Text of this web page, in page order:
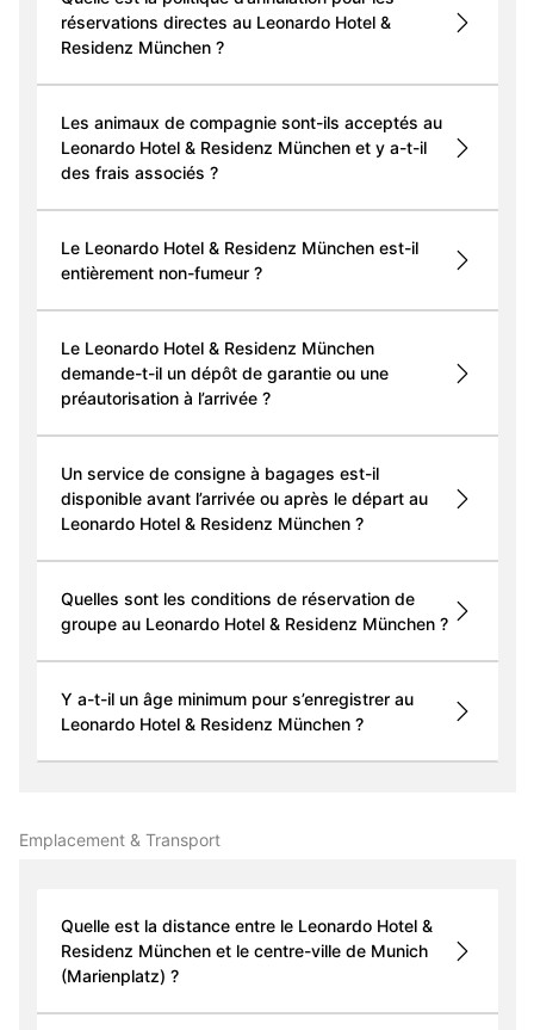
réservations directes au Leonardo Hotel &
Residenz München ?
Les animaux de compagnie sont-ils acceptés au
Leonardo Hotel & Residenz München et y a-t-il
des frais associés ?
Le Leonardo Hotel & Residenz München est-il
entièrement non-fumeur ?
Le Leonardo Hotel & Residenz München
demande-t-il un dépôt de garantie ou une
préautorisation à l’arrivée ?
Un service de consigne à bagages est-il
disponible avant l’arrivée ou après le départ au
Leonardo Hotel & Residenz München ?
Quelles sont les conditions de réservation de
groupe au Leonardo Hotel & Residenz München ?
Y a-t-il un âge minimum pour s’enregistrer au
Leonardo Hotel & Residenz München ?
Emplacement & Transport
Quelle est la distance entre le Leonardo Hotel &
Residenz München et le centre-ville de Munich
(Marienplatz) ?